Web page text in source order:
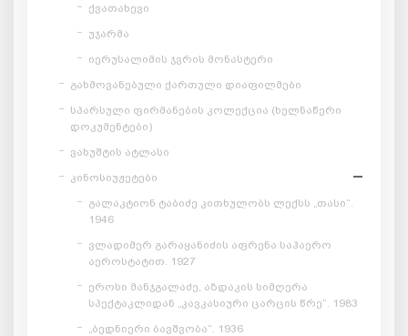
ქვათახევი
უჯარმა
იერუსალიმის ჯვრის მონასტერი
გახმოვანებული ქართული დიაფილმები
სპარსული ფირმანების კოლექცია (ხელნაწერი
დოკუმენტები)
ვახუშტის ატლასი
კინოსიუჟეტები
გალაკტიონ ტაბიძე კითხულობს ლექსს „თასი“.
1946
ვლადიმერ გარაყანიძის აფრენა საჰაერო
აეროსტატით. 1927
ეროსი მანჯგალაძე, აზდაკის სიმღერა
სპექტაკლიდან „კავკასიური ცარცის წრე“. 1983
„ბედნიერი ბავშვობა“. 1936